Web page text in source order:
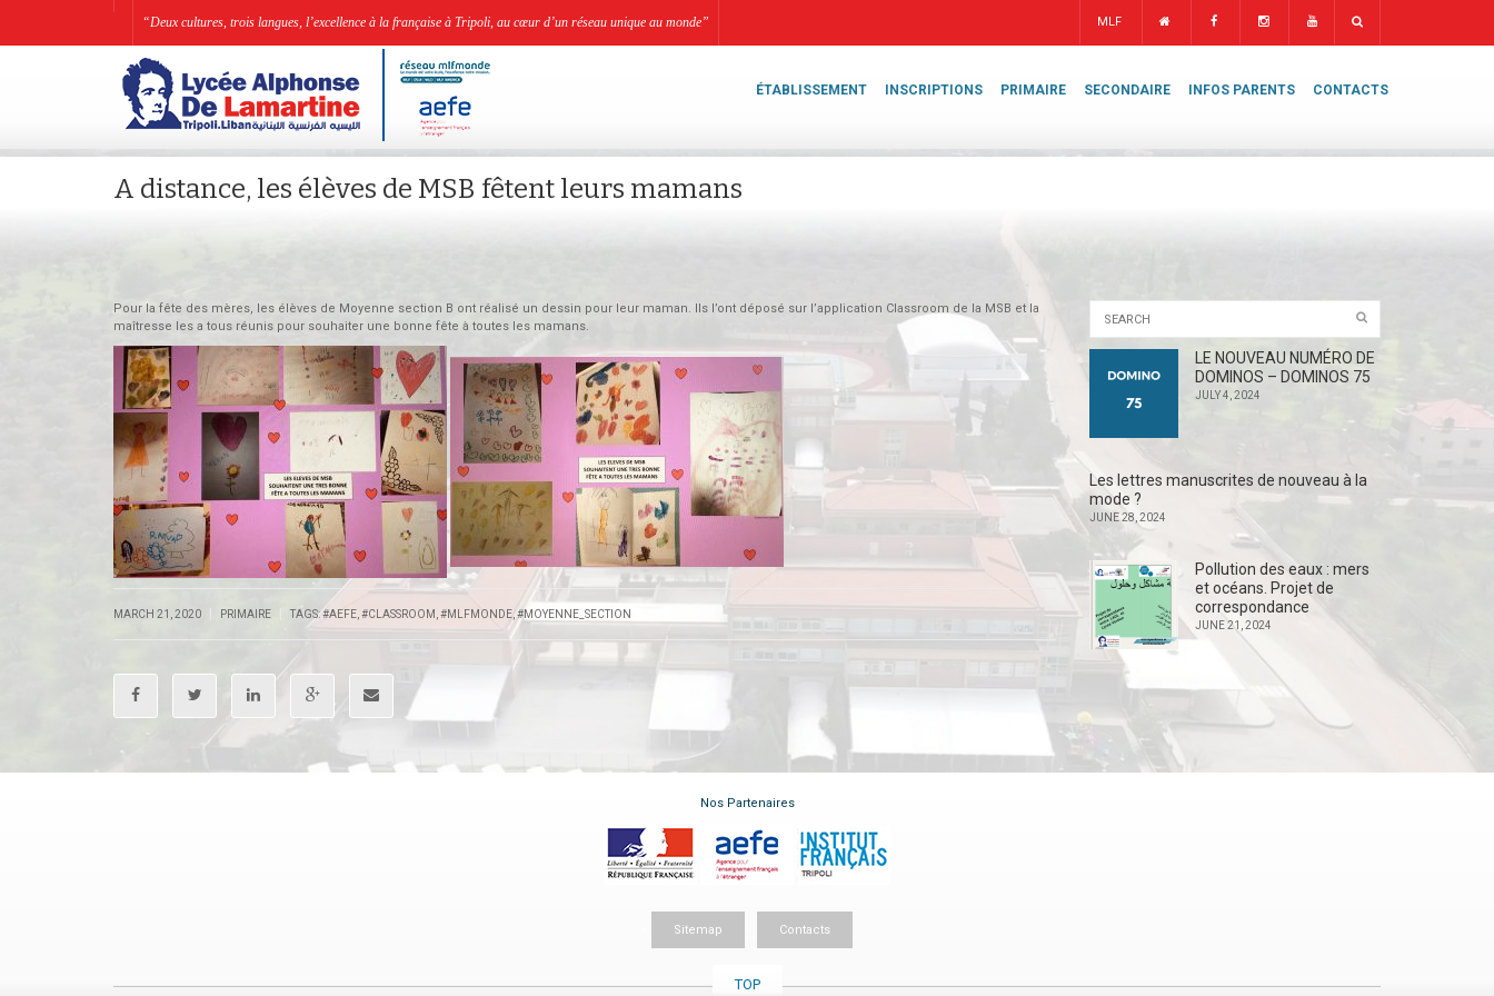
“Deux cultures, trois langues, l’excellence à la française à Tripoli, au cœur d’un réseau unique au monde” MLF
ÉTABLISSEMENT INSCRIPTIONS PRIMAIRE SECONDAIRE INFOS PARENTS CONTACTS
A distance, les élèves de MSB fêtent leurs mamans
Pour la fête des mères, les élèves de Moyenne section B ont réalisé un dessin pour leur maman. Ils l’ont déposé sur l’application Classroom de la MSB et la
maîtresse les a tous réunis pour souhaiter une bonne fête à toutes les mamans.
MARCH 21, 2020 PRIMAIRE TAGS:#AEFE #CLASSROOM #MLFMONDE,#MOYENNE_SECTION
LE NOUVEAU NUMÉRO DE
DOMINOS – DOMINOS 75
JULY 4, 2024
Les lettres manuscrites de nouveau à la
mode ?
JUNE 28, 2024
Pollution des eaux : mers
et océans. Projet de
correspondance
JUNE 21, 2024
Nos Partenaires
Sitemap Contacts
TOP